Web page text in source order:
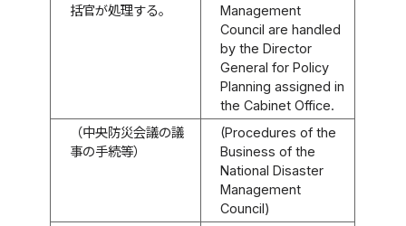
括官が処理する。
Management
Council are handled
by the Director
General for Policy
Planning assigned in
the Cabinet Office.
（中央防災会議の議
事の手続等）
(Procedures of the
Business of the
National Disaster
Management
Council)